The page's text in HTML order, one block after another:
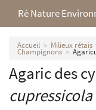
Ré Nature
L’association
Milieux rétais
Nos parutions
Accueil Milieux rétais
Champignons
Agaric des
cupressicola